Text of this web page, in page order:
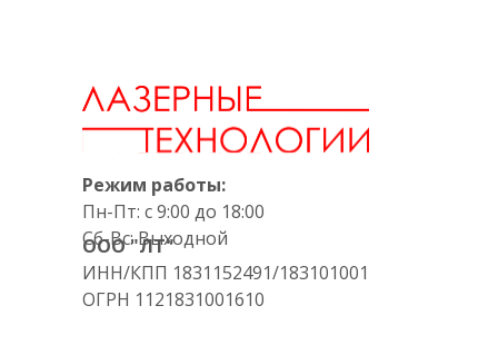
Режим работы:
Пн-Пт: с 9:00 до 18:00
Сб-Вс: Выходной
ООО "ЛТ"
ИНН/КПП 1831152491/183101001
ОГРН 1121831001610